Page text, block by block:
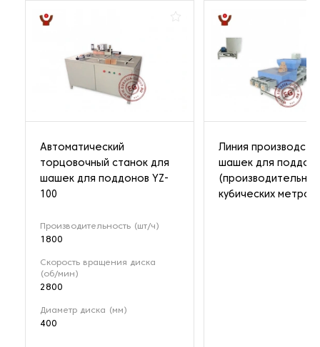
Автоматический
торцовочный станок для
шашек для поддонов YZ-
100
Производительность (шт/ч)
1800
Скорость вращения диска
(об/мин)
2800
Диаметр диска (мм)
400
Линия
шашек для
кубических метров)